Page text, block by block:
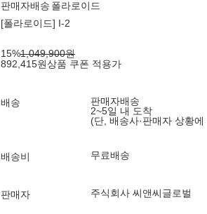
판매자배송 폴라로이드
[폴라로이드] I-2
15%1,049,900원
892,415원상품 쿠폰 적용가
배송
판매자배송
2~5일 내 도착
(단, 배송사·판매자 상황
배송비 무료배송
판매자 주식회사 씨앤씨글로벌